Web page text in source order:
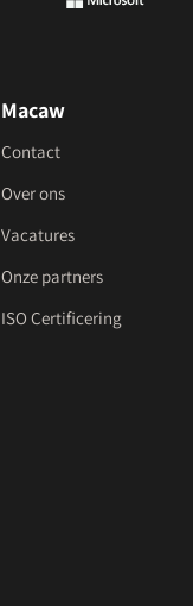
Macaw
Contact
Over ons
Vacatures
Onze partners
ISO Certificering